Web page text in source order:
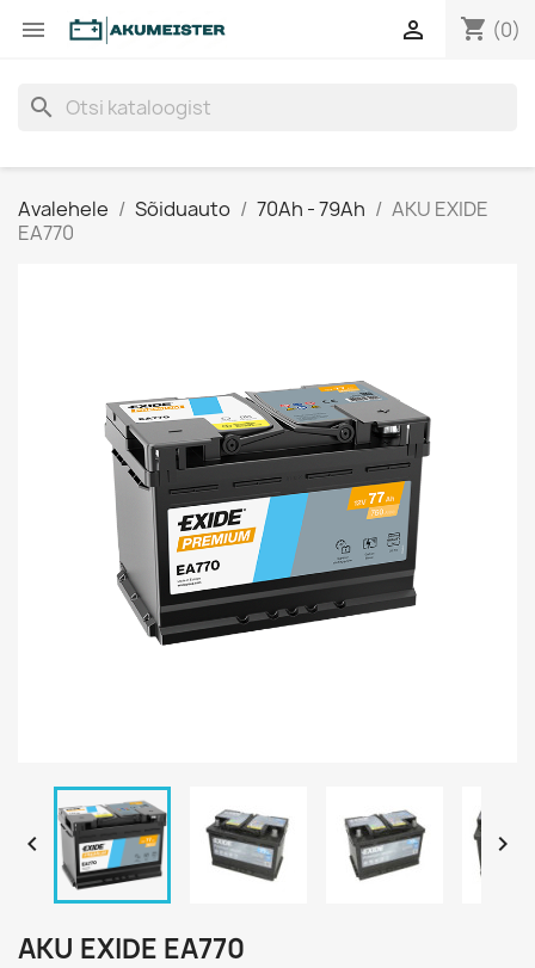
 shopping_cart (0)

search
Avalehele Sõiduauto 70Ah - 79Ah
AKU EXIDE
EA770
 
AKU EXIDE EA770